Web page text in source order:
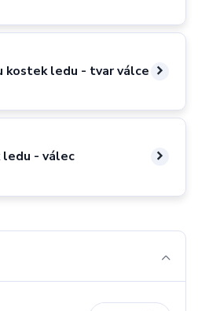
kostek ledu - tvar válce
- válec